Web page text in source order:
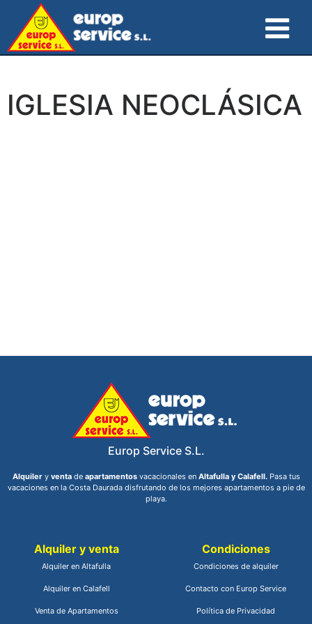
IGLESIA NEOCLÁSICA
Europ Service S.L.
Alquilery ventade apartamentosvacacionales en Altafulla y Calafell. Pasa tus
vacaciones en la Costa Daurada disfrutando de los mejores apartamentos a pie de
playa.
Alquiler y venta
Alquiler en Altafulla
Alquiler en Calafell
Venta de Apartamentos
Condiciones
Condiciones de alquiler
Contacto con Europ Service
Política de Privacidad